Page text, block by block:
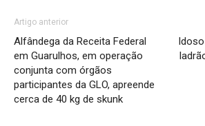
Artigo anterior
Alfândega da Receita Federal
em Guarulhos, em operação
conjunta com órgãos
participantes da GLO, apreende
cerca de 40 kg de skunk